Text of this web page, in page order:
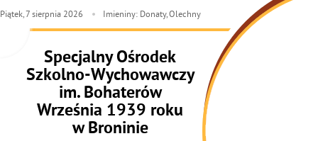
Specjalny Ośrodek
Szkolno-Wychowawczy
im. Bohaterów
Września 1939 roku
w Broninie
Piątek, 7 sierpnia 2026 Imieniny: Donaty, Olechny